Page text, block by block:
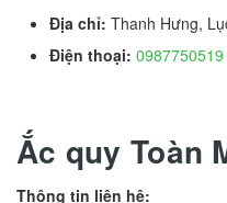
Địa chỉ: Thanh Hưng,
Điện thoại: 0987750519
Ắc quy Toàn
Thông tin liên hệ: